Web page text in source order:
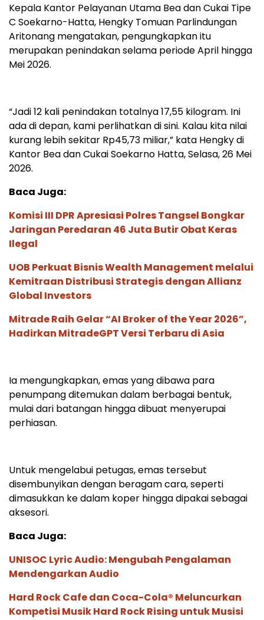
Kepala Kantor Pelayanan Utama Bea dan Cukai Tipe
C Soekarno-Hatta, Hengky Tomuan Parlindungan
Aritonang mengatakan, pengungkapkan itu
merupakan penindakan selama periode April hingga
Mei 2026.
“Jadi 12 kali penindakan totalnya 17,55 kilogram. Ini
ada di depan, kami perlihatkan di sini. Kalau kita nilai
kurang lebih sekitar Rp45,73 miliar,” kata Hengky di
Kantor Bea dan Cukai Soekarno Hatta, Selasa, 26 Mei
2026.
Baca Juga:
Komisi III DPR Apresiasi Polres Tangsel Bongkar
Jaringan Peredaran 46 Juta Butir Obat Keras
Ilegal
UOB Perkuat Bisnis Wealth Management melalui
Kemitraan Distribusi Strategis dengan Allianz
Global Investors
Mitrade Raih Gelar “AI Broker of the Year 2026”,
Hadirkan MitradeGPT Versi Terbaru di Asia
Ia mengungkapkan, emas yang dibawa para
penumpang ditemukan dalam berbagai bentuk,
mulai dari batangan hingga dibuat menyerupai
perhiasan.
Untuk mengelabui petugas, emas tersebut
disembunyikan dengan beragam cara, seperti
dimasukkan ke dalam koper hingga dipakai sebagai
aksesori.
Baca Juga:
UNISOC Lyric Audio: Mengubah Pengalaman
Mendengarkan Audio
Hard Rock Cafe dan Coca-Cola® Meluncurkan
Kompetisi Musik Hard Rock Rising untuk Musisi